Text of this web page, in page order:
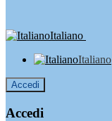
Italiano
Italiano
Accedi
Accedi